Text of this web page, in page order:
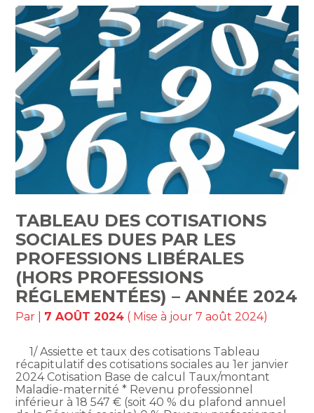
TABLEAU DES COTISATIONS
SOCIALES DUES PAR LES
PROFESSIONS LIBÉRALES
(HORS PROFESSIONS
RÉGLEMENTÉES) – ANNÉE 2024
Par 7 AOÛT 2024 ( Mise à jour 7 août 2024)
1/ Assiette et taux des cotisations Tableau
récapitulatif des cotisations sociales au 1er janvier
2024 Cotisation Base de calcul Taux/montant
Maladie-maternité * Revenu professionnel
inférieur à 18 547 € (soit 40 % du plafond annuel